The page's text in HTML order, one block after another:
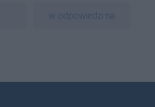
w odpowiedzi na